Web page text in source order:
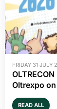
FRIDAY 31 JULY
Oltrexpo
READ ALL